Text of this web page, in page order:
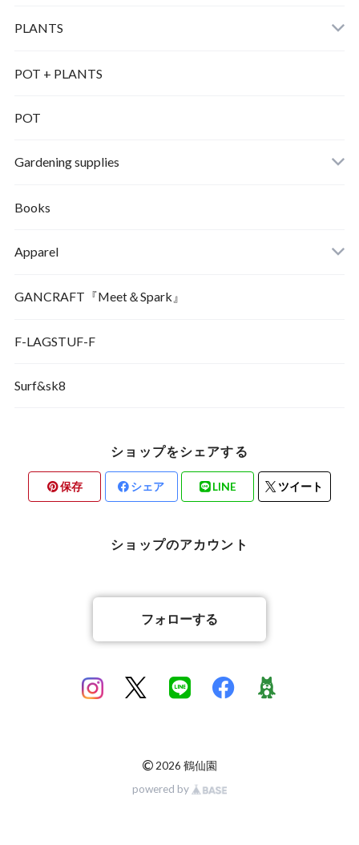
PLANTS
POT + PLANTS
POT
Gardening supplies
Books
Apparel
GANCRAFT『Meet＆Spark』
F-LAGSTUF-F
Surf&sk8
ショップをシェアする
保存 シェア LINE ツイート
ショップのアカウント
フォローする
© 2026 鶴仙園
powered by